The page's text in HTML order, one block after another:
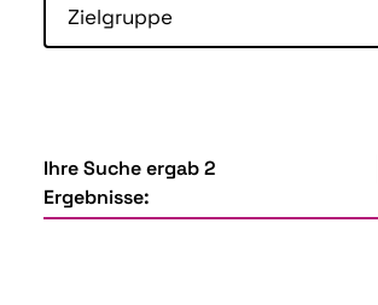
Zielgruppe
Ihre Suche ergab 2
Ergebnisse: